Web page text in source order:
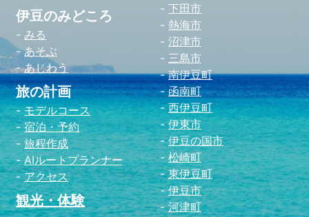
伊豆のみどころ
みる
あそぶ
あじわう
旅の計画
モデルコース
宿泊・予約
旅程作成
AIルートプランナー
アクセス
観光・体験
下田市
熱海市
沼津市
三島市
南伊豆町
函南町
西伊豆町
伊東市
伊豆の国市
松崎町
東伊豆町
伊豆市
河津町